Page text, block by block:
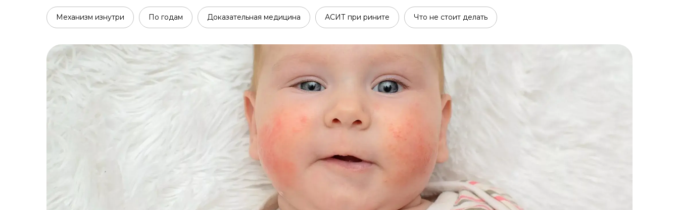
Механизм изнутри По годам Доказательная медицина АСИТ при рините Что не стоит делать